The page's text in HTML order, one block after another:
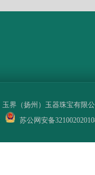
玉界（扬州）玉器珠宝有限公
苏公网安备